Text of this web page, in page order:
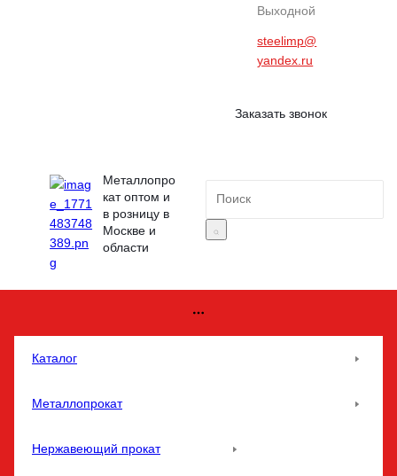
Выходной
steelimp@
yandex.ru
Заказать звонок
Металлопро
кат оптом и
в розницу в
Москве и
области
Каталог
Металлопрокат
Нержавеющий прокат